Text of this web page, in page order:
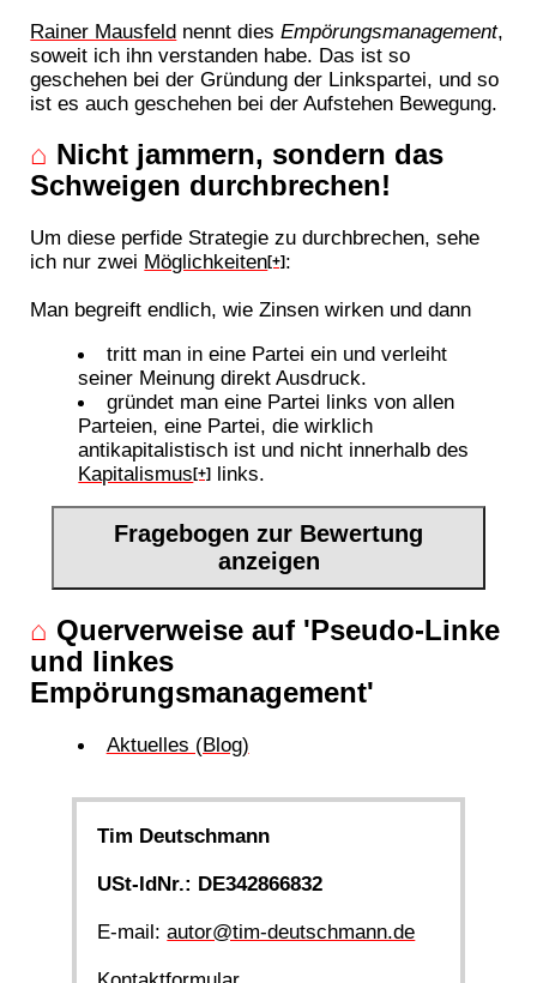
Rainer Mausfeld nennt diesEmpörungsmanagement,
soweit ich ihn verstanden habe. Das ist so
geschehen bei der Gründung der Linkspartei, und so
ist es auch geschehen bei der Aufstehen Bewegung.
⌂ Nicht jammern, sondern das
Schweigen durchbrechen!
Um diese perfide Strategie zu durchbrechen, sehe
ich nur zwei Möglichkeiten[+]:
Man begreift endlich, wie Zinsen wirken und dann
tritt man in eine Partei ein und verleiht
seiner Meinung direkt Ausdruck.
gründet man eine Partei links von allen
Parteien, eine Partei, die wirklich
antikapitalistisch ist und nicht innerhalb des
Kapitalismus[+] links.
Fragebogen zur Bewertung
anzeigen
⌂ Querverweise auf 'Pseudo-Linke
und linkes
Empörungsmanagement'
Aktuelles (Blog)
Tim Deutschmann
USt-IdNr.: DE342866832
E-mail:autor@tim-deutschmann.de